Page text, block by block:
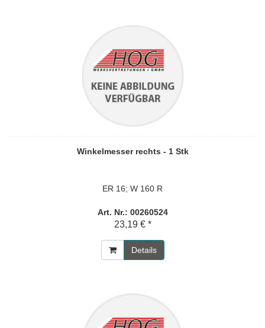
Winkelmesser rechts - 1 Stk
ER 16; W 160 R
Art. Nr.: 00260524
23,19 € *
Details